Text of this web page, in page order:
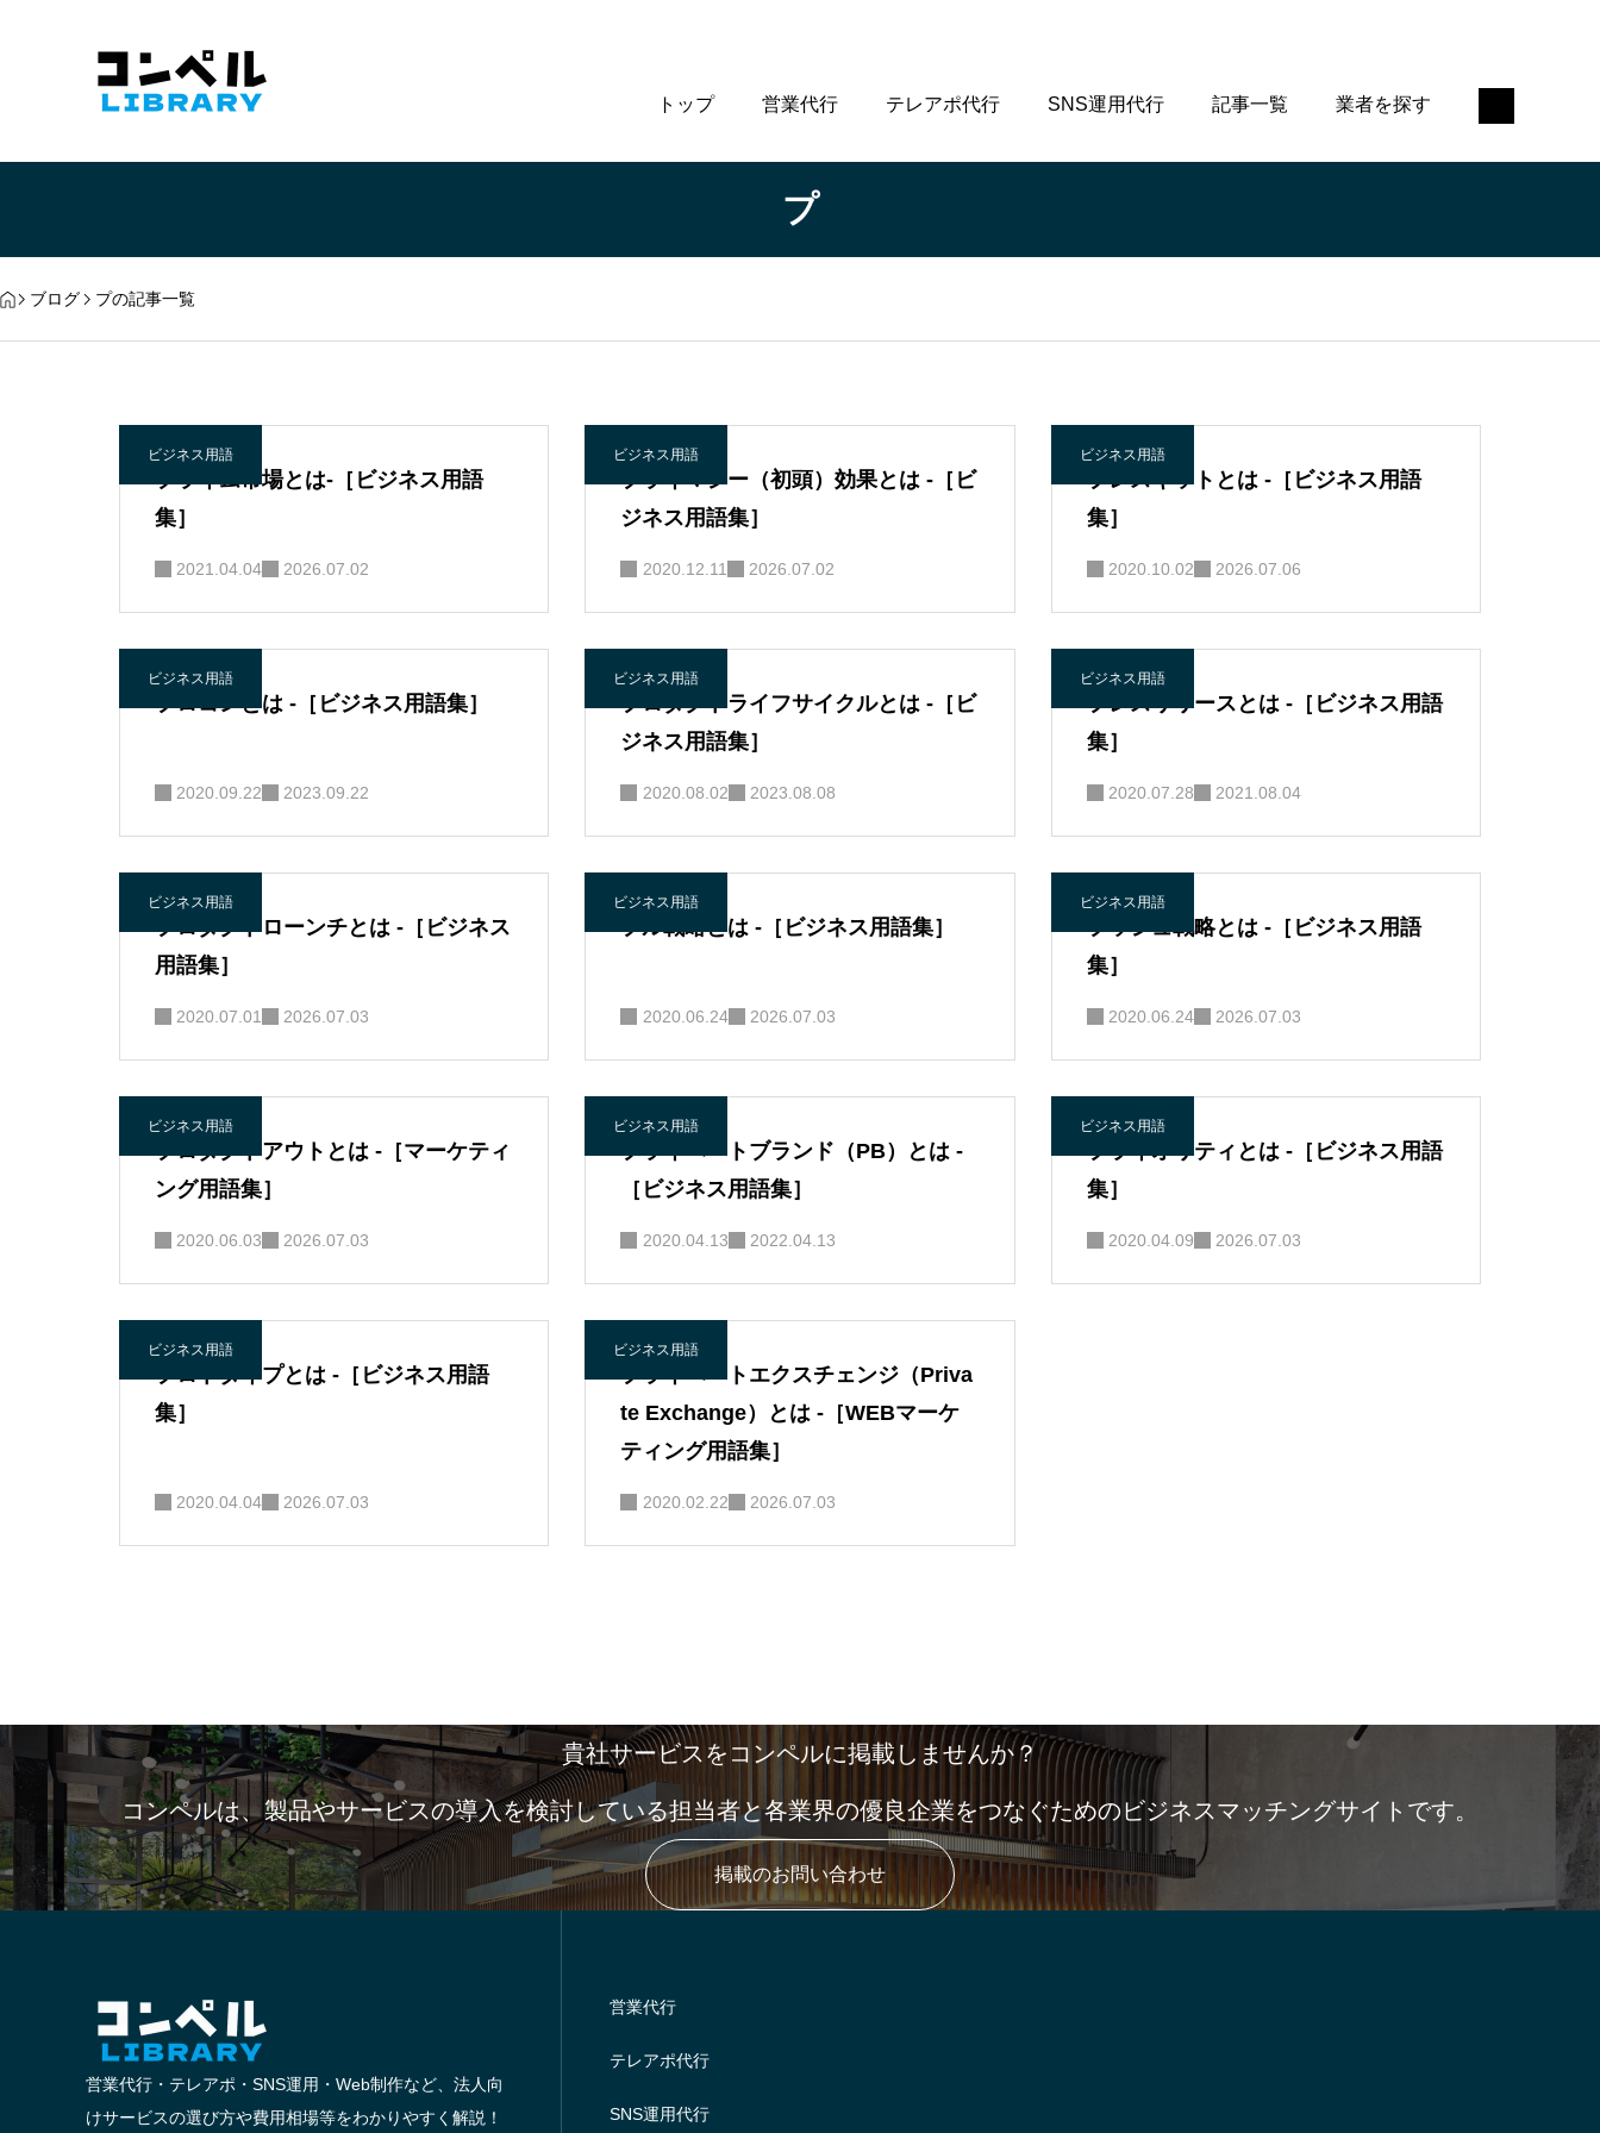
トップ 営業代行 テレアポ代行 SNS運用代行 記事一覧 業者を探す
プ
ブログ プの記事一覧
ビジネス用語
プライム市場とは-［ビジネス用語
集］
2021.04.04 2026.07.02
ビジネス用語
プライマシー（初頭）効果とは -［ビ
ジネス用語集］
2020.12.11 2026.07.02
ビジネス用語
プレスキットとは -［ビジネス用語
集］
2020.10.02 2026.07.06
ビジネス用語
プロコンとは -［ビジネス用語集］
2020.09.22 2023.09.22
ビジネス用語
プロダクトライフサイクルとは -［ビ
ジネス用語集］
2020.08.02 2023.08.08
ビジネス用語
プレスリリースとは -［ビジネス用語
集］
2020.07.28 2021.08.04
ビジネス用語
プロダクトローンチとは -［ビジネス
用語集］
2020.07.01 2026.07.03
ビジネス用語
プル戦略とは -［ビジネス用語集］
2020.06.24 2026.07.03
ビジネス用語
プッシュ戦略とは -［ビジネス用語
集］
2020.06.24 2026.07.03
ビジネス用語
プロダクトアウトとは -［マーケティ
ング用語集］
2020.06.03 2026.07.03
ビジネス用語
プライベートブランド（PB）とは -
［ビジネス用語集］
2020.04.13 2022.04.13
ビジネス用語
プライオリティとは -［ビジネス用語
集］
2020.04.09 2026.07.03
ビジネス用語
プロトタイプとは -［ビジネス用語
集］
2020.04.04 2026.07.03
ビジネス用語
プライベートエクスチェンジ（Priva
te Exchange）とは -［WEBマーケ
ティング用語集］
2020.02.22 2026.07.03
貴社サービスをコンペルに掲載しませんか？
コンペルは、製品やサービスの導入を検討している担当者と各業界の優良企業をつなぐためのビジネスマッチングサイトです。
掲載のお問い合わせ
営業代行・テレアポ・SNS運用・Web制作など、法人向
けサービスの選び方や費用相場等をわかりやすく解説！
営業代行
テレアポ代行
SNS運用代行